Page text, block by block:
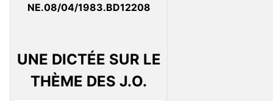
NE.08/04/1983.BD12208
UNE DICTÉE SUR LE
THÈME DES J.O.